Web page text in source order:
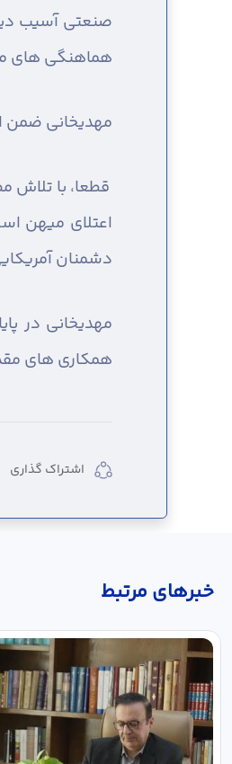
صنعتی آسیب
هماهنگی های
مهدیخانی ضمن
قطعا، با تلاش
اعتلای میهن
دشمنان
مهدیخانی در
همکاری های
اشتراک گذاری
خبر‌های مرتبط